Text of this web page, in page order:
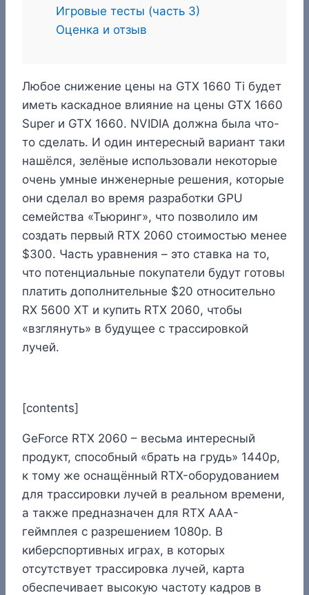
Игровые тесты (часть 3)
Оценка и отзыв
Любое снижение цены на GTX 1660 Ti будет
иметь каскадное влияние на цены GTX 1660
Super и GTX 1660. NVIDIA должна была что-
то сделать. И один интересный вариант таки
нашёлся, зелёные использовали некоторые
очень умные инженерные решения, которые
они сделал во время разработки GPU
семейства «Тьюринг», что позволило им
создать первый RTX 2060 стоимостью менее
$300. Часть уравнения – это ставка на то,
что потенциальные покупатели будут готовы
платить дополнительные $20 относительно
RX 5600 XT и купить RTX 2060, чтобы
«взглянуть» в будущее с трассировкой
лучей.
[contents]
GeForce RTX 2060 – весьма интересный
продукт, способный «брать на грудь» 1440p,
к тому же оснащённый RTX-оборудованием
для трассировки лучей в реальном времени,
а также предназначен для RTX AAA-
геймплея с разрешением 1080p. В
киберспортивных играх, в которых
отсутствует трассировка лучей, карта
обеспечивает высокую частоту кадров в